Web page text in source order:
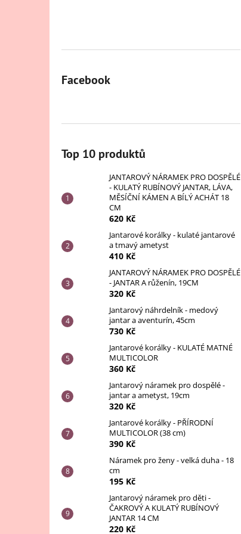
Facebook
Top 10 produktů
JANTAROVÝ NÁRAMEK PRO DOSPĚLÉ
- KULATÝ RUBÍNOVÝ JANTAR, LÁVA,
MĚSÍČNÍ KÁMEN A BÍLÝ ACHÁT 18
CM
620 Kč
Jantarové korálky - kulaté jantarové
a tmavý ametyst
410 Kč
JANTAROVÝ NÁRAMEK PRO DOSPĚLÉ
- JANTAR A růženín, 19CM
320 Kč
Jantarový náhrdelník - medový
jantar a aventurín, 45cm
730 Kč
Jantarové korálky - KULATÉ MATNÉ
MULTICOLOR
360 Kč
Jantarový náramek pro dospělé -
jantar a ametyst, 19cm
320 Kč
Jantarové korálky - PŘÍRODNÍ
MULTICOLOR (38 cm)
390 Kč
Náramek pro ženy - velká duha - 18
cm
195 Kč
Jantarový náramek pro děti -
ČAKROVÝ A KULATÝ RUBÍNOVÝ
JANTAR 14 CM
220 Kč